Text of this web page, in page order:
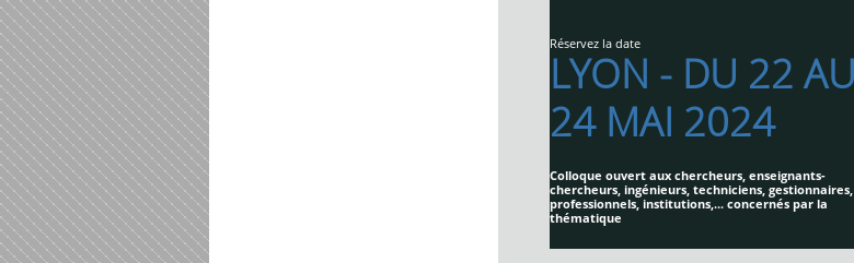
Réservez la date
LYON - DU 22 AU
24 MAI 2024
Colloque ouvert aux chercheurs, enseignants-
chercheurs, ingénieurs, techniciens, gestionnaires,
professionnels, institutions,... concernés par la
thématique